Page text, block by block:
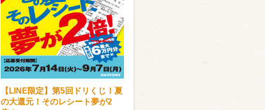
【LINE限定】第5回ドリくじ！夏
の大還元！そのレシート夢が2